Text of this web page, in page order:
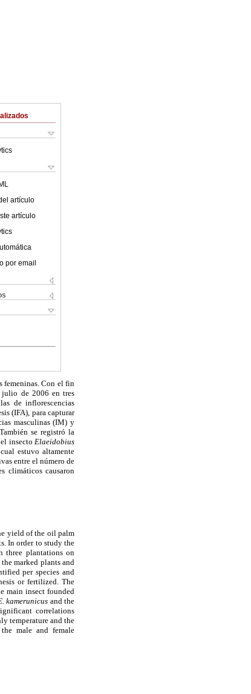
artículo
artículo
por email
femeninas. Con el fin
julio de 2006 en tres
de inflorescencias
(IFA), para capturar
masculinas (IM) y
se registró la
insecto Elaeidobius
estuvo altamente
entre el número de
climáticos causaron
yield of the oil palm
In order to study the
three plantations on
marked plants and
per species and
or fertilized. The
main insect founded
kamerunicus and the
correlations
temperature and the
male and female